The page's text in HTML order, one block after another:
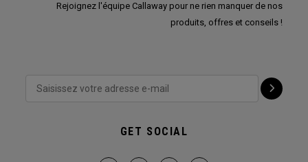
Rejoignez l'équipe Callaway pour ne rien manquer de nos
produits, offres et conseils !
GET SOCIAL